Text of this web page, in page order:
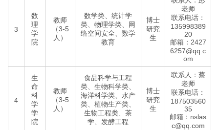
3
数
理
学
院
教师
（3-5
人）
数学类、统计学
类、物理学类、网
络空间安全、数学
教育
博士
研究
生
老师
联系电话：
135998389
20
邮箱：2427
6257@qq.c
om
4
生
命
科
学
学
院
教师
（3-5
人）
食品科学与工程
类、生物科学类、
海洋科学类、水产
类、植物生产类、
生物工程类、茶
学、发酵工程
博士
研究
生
联系人：蔡
老师
联系电话：
187503560
35
邮箱：nslas
c@qq.com